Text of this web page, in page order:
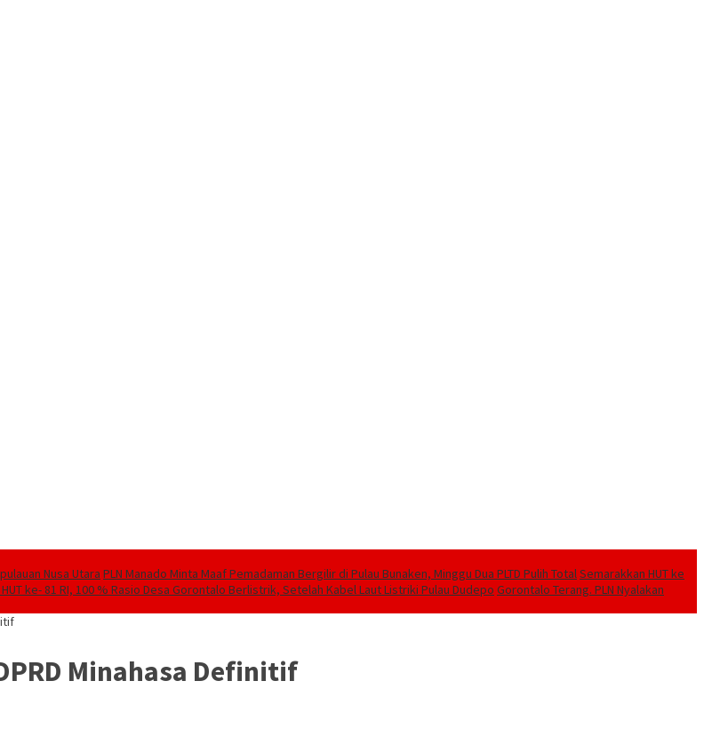
Nusa Utara PLN Manado Minta Maaf Pemadaman Bergilir di Pulau Bunaken, Minggu Dua PLTD Pulih TotalSemarakkan HUT ke
ke- 81 RI, 100 % Rasio Desa Gorontalo Berlistrik, Setelah Kabel Laut Listriki Pulau Dudepo Gorontalo Terang. PLN Nyalakan
Minahasa Definitif